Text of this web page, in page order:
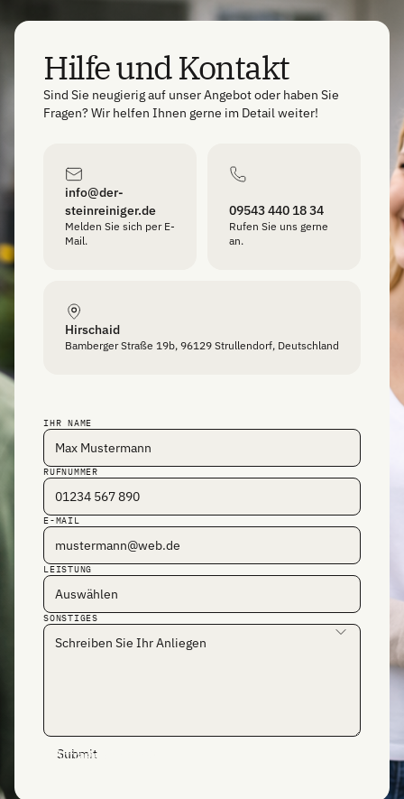
Hilfe und Kontakt
Sind Sie neugierig auf unser Angebot oder haben Sie
Fragen? Wir helfen Ihnen gerne im Detail weiter!
info@der-
steinreiniger.de
Melden Sie sich per E-
Mail.
09543 440 18 34
Rufen Sie uns gerne
an.
Hirschaid
Bamberger Straße 19b, 96129 Strullendorf, Deutschland
IHR NAME
RUFNUMMER
E-MAIL
LEISTUNG
SONSTIGES
Anfrage senden